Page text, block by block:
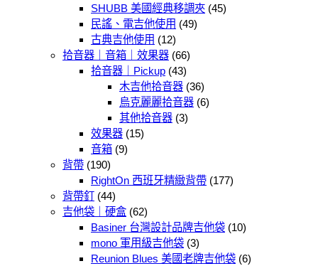
SHUBB 美國經典移調夾 (45)
民謠、電吉他使用 (49)
古典吉他使用 (12)
拾音器｜音箱｜效果器 (66)
拾音器｜Pickup (43)
木吉他拾音器 (36)
烏克麗麗拾音器 (6)
其他拾音器 (3)
效果器 (15)
音箱 (9)
背帶 (190)
RightOn 西班牙精緻背帶 (177)
背帶釘 (44)
吉他袋｜硬盒 (62)
Basiner 台灣設計品牌吉他袋 (10)
mono 軍用級吉他袋 (3)
Reunion Blues 美國老牌吉他袋 (6)